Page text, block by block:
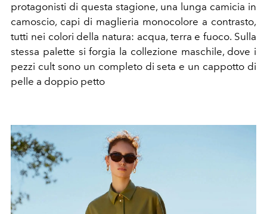
protagonisti di questa stagione, una lunga camicia in
camoscio, capi di maglieria monocolore a contrasto,
tutti nei colori della natura: acqua, terra e fuoco. Sulla
stessa palette si forgia la collezione maschile, dove i
pezzi cult sono un completo di seta e un cappotto di
pelle a doppio petto